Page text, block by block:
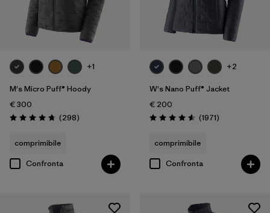
Filtra per
Bambino
Filtra per
Genere +1
M's Micro Puff® Hoody
€ 300
Valutazione: 4.7 / 5
(298Recensioni
)
comprimibile
Confronta
+2
W's Nano Puff® Jacket
€ 200
Valutazione: 4.6 / 5
(1971Recensioni
)
comprimibile
Confronta